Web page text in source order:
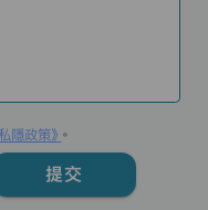
隱政策》 。
提交